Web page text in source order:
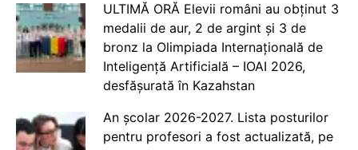
ULTIMĂ ORĂ Elevii români au obținut 3
medalii de aur, 2 de argint și 3 de
bronz la Olimpiada Internațională de
Inteligență Artificială – IOAI 2026,
desfășurată în Kazahstan
An școlar 2026-2027. Lista posturilor
pentru profesori a fost actualizată, pe